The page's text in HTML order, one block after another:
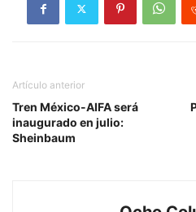
Artículo anterior
Tren México-AIFA será
inaugurado en julio:
Sheinbaum